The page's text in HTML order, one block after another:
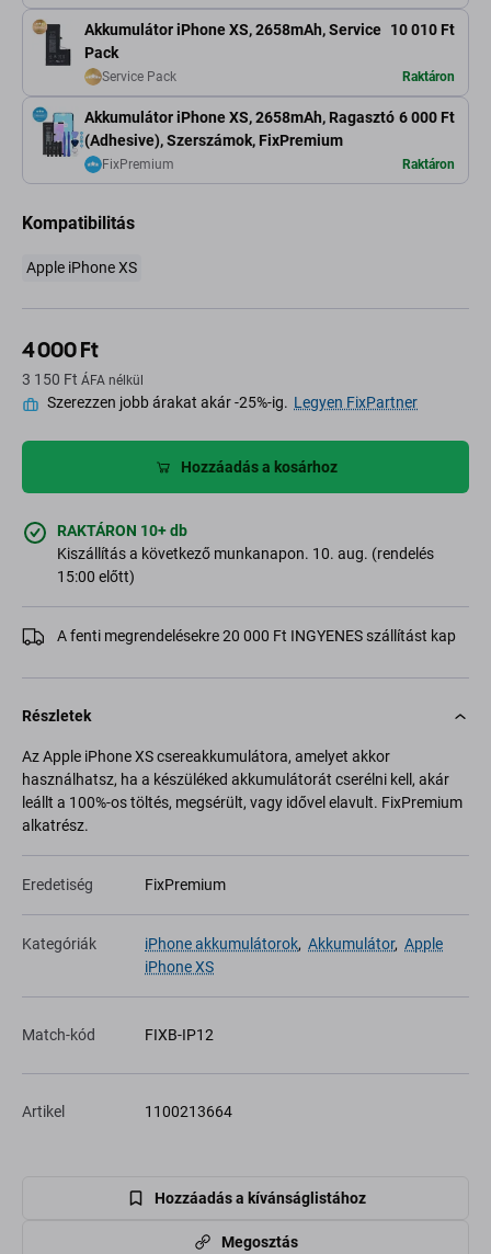
Akkumulátor iPhone XS, 2658mAh, Service
Pack
10 010 Ft
Service Pack Raktáron
Akkumulátor iPhone XS, 2658mAh, Ragasztó
(Adhesive), Szerszámok, FixPremium
6 000 Ft
FixPremium Raktáron
Kompatibilitás
Apple iPhone XS
4 000 Ft
3 150 Ft ÁFA nélkül
Szerezzen jobb árakat akár -25%-ig. Legyen FixPartner
Hozzáadás a kosárhoz
RAKTÁRON 10+ db
Kiszállítás a következő munkanapon. 10. aug. (rendelés
15:00 előtt)
A fenti megrendelésekre 20 000 Ft INGYENES szállítást kap
Részletek
Az Apple iPhone XS csereakkumulátora, amelyet akkor
használhatsz, ha a készüléked akkumulátorát cserélni kell, akár
leállt a 100%-os töltés, megsérült, vagy idővel elavult. FixPremium
alkatrész.
Eredetiség FixPremium
Kategóriák iPhone akkumulátorok, Akkumulátor, Apple
iPhone XS
Match-kód FIXB-IP12
Artikel 1100213664
Hozzáadás a kívánságlistához
Megosztás